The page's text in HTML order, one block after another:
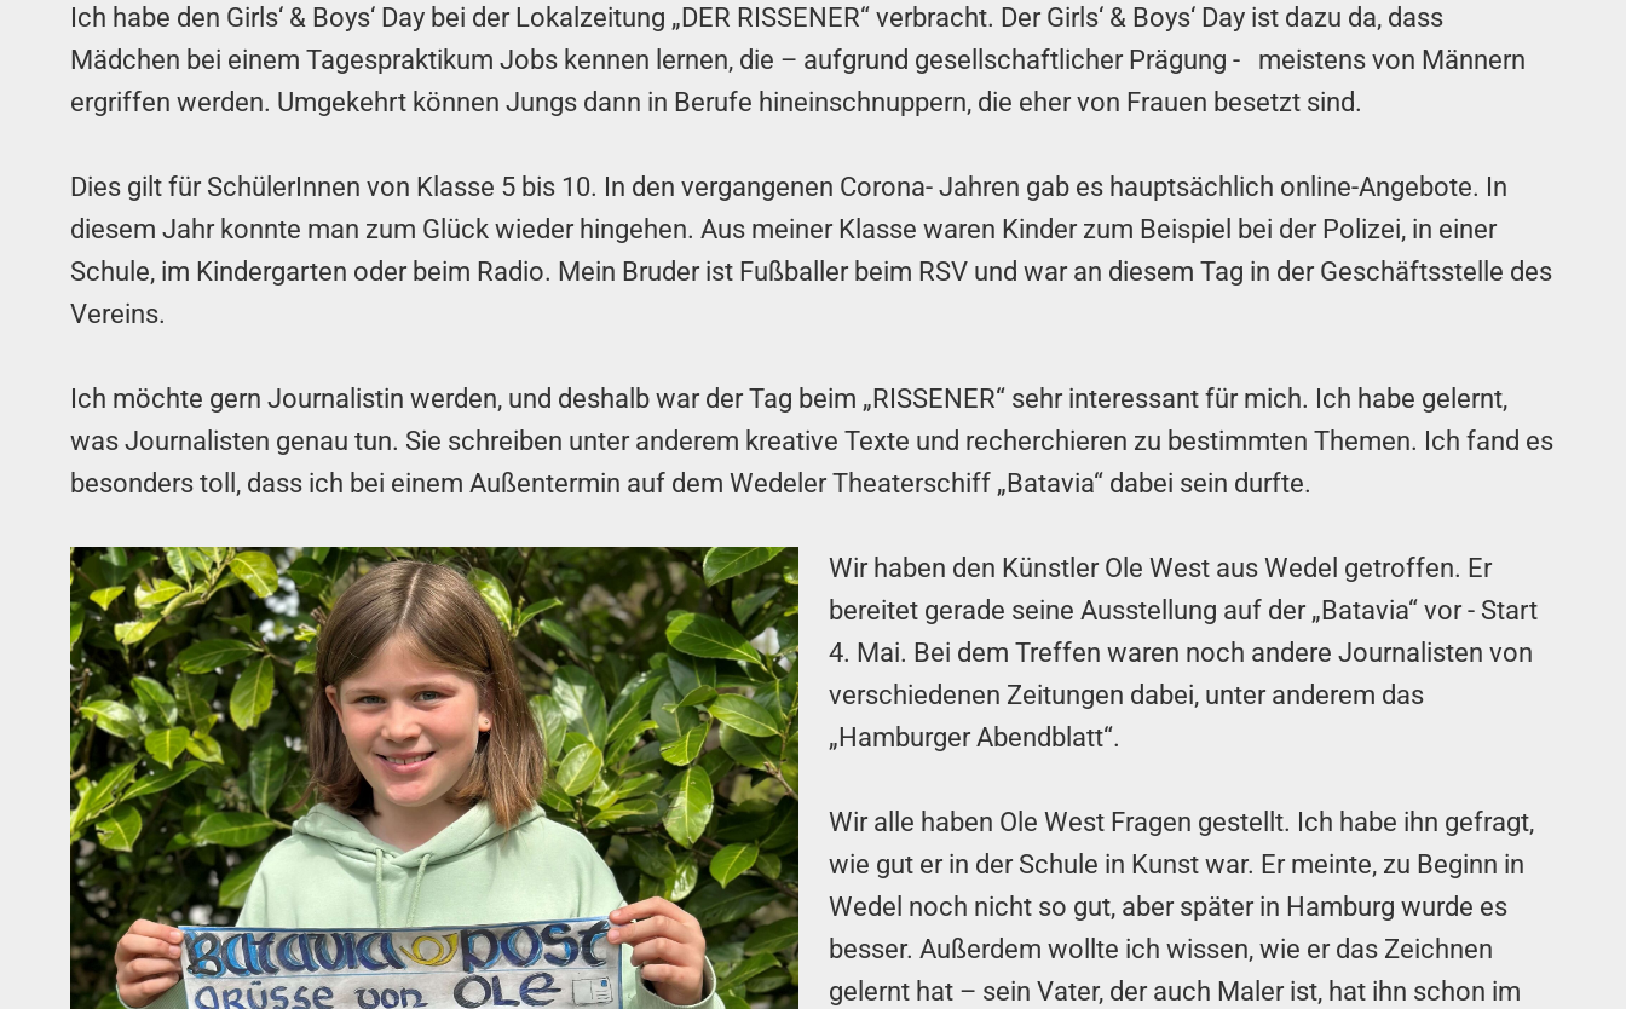
Ich habe den Girls‘ & Boys‘ Day bei der Lokalzeitung „DER RISSENER“ verbracht. Der Girls‘ & Boys‘ Day ist dazu da, dass
Mädchen bei einem Tagespraktikum Jobs kennen lernen, die – aufgrund gesellschaftlicher Prägung - meistens von Männern
ergriffen werden. Umgekehrt können Jungs dann in Berufe hineinschnuppern, die eher von Frauen besetzt sind.
Dies gilt für SchülerInnen von Klasse 5 bis 10. In den vergangenen Corona- Jahren gab es hauptsächlich online-Angebote. In
diesem Jahr konnte man zum Glück wieder hingehen. Aus meiner Klasse waren Kinder zum Beispiel bei der Polizei, in einer
Schule, im Kindergarten oder beim Radio. Mein Bruder ist Fußballer beim RSV und war an diesem Tag in der Geschäftsstelle des
Vereins.
Ich möchte gern Journalistin werden, und deshalb war der Tag beim „RISSENER“ sehr interessant für mich. Ich habe gelernt,
was Journalisten genau tun. Sie schreiben unter anderem kreative Texte und recherchieren zu bestimmten Themen. Ich fand es
besonders toll, dass ich bei einem Außentermin auf dem Wedeler Theaterschiff „Batavia“ dabei sein durfte.
Wir haben den Künstler Ole West aus Wedel getroffen. Er
bereitet gerade seine Ausstellung auf der „Batavia“ vor - Start
4. Mai. Bei dem Treffen waren noch andere Journalisten von
verschiedenen Zeitungen dabei, unter anderem das
„Hamburger Abendblatt“.
Wir alle haben Ole West Fragen gestellt. Ich habe ihn gefragt,
wie gut er in der Schule in Kunst war. Er meinte, zu Beginn in
Wedel noch nicht so gut, aber später in Hamburg wurde es
besser. Außerdem wollte ich wissen, wie er das Zeichnen
gelernt hat – sein Vater, der auch Maler ist, hat ihn schon im